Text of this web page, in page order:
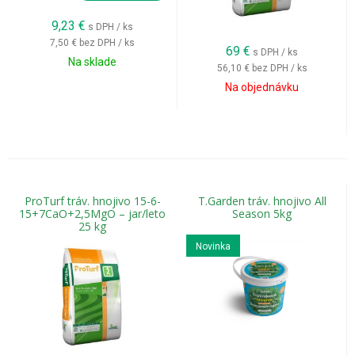
9,23 € s DPH / ks
7,50 € bez DPH / ks
Na sklade
69 € s DPH / ks
56,10 € bez DPH / ks
Na objednávku
ProTurf tráv. hnojivo 15-6-
15+7CaO+2,5MgO – jar/leto
25 kg
T.Garden tráv. hnojivo All
Season 5kg
Novinka